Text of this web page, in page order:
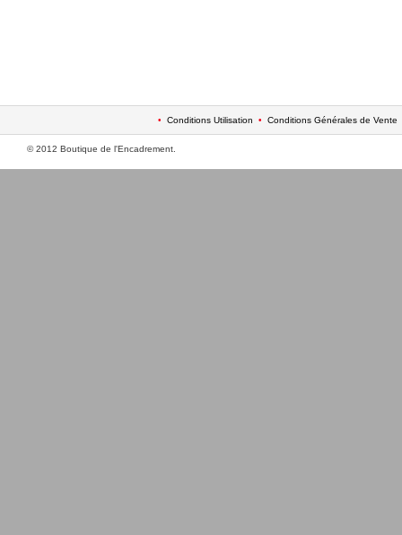
• Conditions Utilisation • Conditions Générales de Vente
© 2012 Boutique de l'Encadrement.